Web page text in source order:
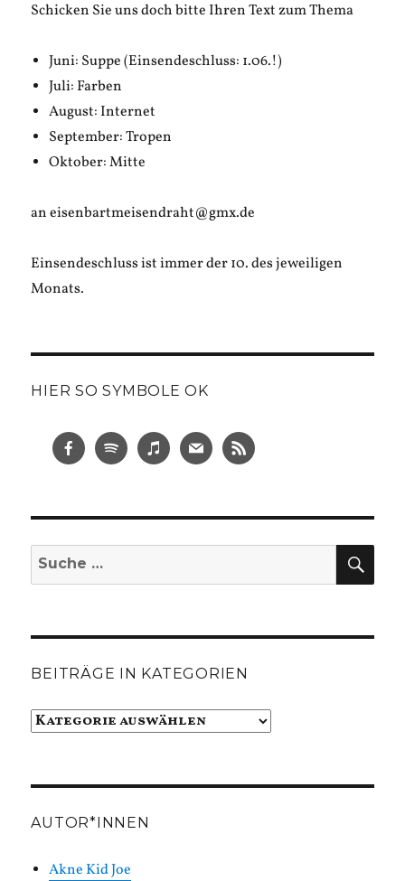
Schicken Sie uns doch bitte Ihren Text zum Thema
Juni: Suppe (Einsendeschluss: 1.06.!)
Juli: Farben
August: Internet
September: Tropen
Oktober: Mitte
an eisenbartmeisendraht@gmx.de
Einsendeschluss ist immer der 10. des jeweiligen
Monats.
HIER SO SYMBOLE OK
Suche
nach:
BEITRÄGE IN KATEGORIEN
Beiträge
AUTOR*INNEN
Akne Kid Joe